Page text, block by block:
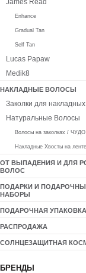
Enhance
Gradual Tan
Self Tan
Lucas Papaw
Medik8
НАКЛАДНЫЕ ВОЛОСЫ
Заколки для
Натуральные Волосы
Волосы на заколках /
Накладные Хвосты на ленте
ОТ ВЫПАДЕНИЯ И ДЛЯ
ВОЛОС
ПОДАРКИ И
НАБОРЫ
ПОДАРОЧНАЯ УПАКОВКА
РАСПРОДАЖА
СОЛНЦЕЗАЩИТНАЯ
БРЕНДЫ